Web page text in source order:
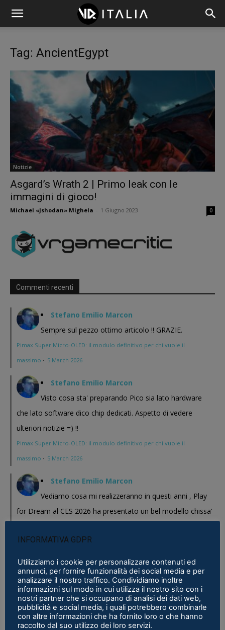
Tag: AncientEgypt
Notizie
Asgard’s Wrath 2 | Primo leak con le
immagini di gioco!
Michael «Jshodan» Mighela 1 Giugno 2023 0
Commenti recenti
Stefano Emilio Marcon
Sempre sul pezzo ottimo articolo !! GRAZIE.
Pimax Super Micro-OLED: il modulo definitivo per chi vuole il
massimo · 5 March 2026
Stefano Emilio Marcon
Visto cosa sta' preparando Pico sia lato hardware
che lato software dico chip dedicati. Aspetto di vedere
ulteriori notizie =) !!
Pimax Super Micro-OLED: il modulo definitivo per chi vuole il
massimo · 5 March 2026
Stefano Emilio Marcon
Vediamo cosa mi realizzeranno in questi anni , Play
for Dream al CES 2026 ha presentato un bel modello chissa'
sostanza i prodotti cinesi...
Quest - VR ITALIA ·25 February 2026
Fabio
Se fosse disponibile lo prenderei al volo
Samsung Galaxy XR è realtà, ma ne avevamo bisogno?
INFORMATIVA GDPR
Utilizziamo i cookie per personalizzare contenuti ed
annunci, per fornire funzionalità dei social media e per
analizzare il nostro traffico. Condividiamo inoltre
informazioni sul modo in cui utilizza il nostro sito con i
nostri partner che si occupano di analisi dei dati web,
pubblicità e social media, i quali potrebbero combinarle
con altre informazioni che ha fornito loro o che hanno
raccolto dal suo utilizzo dei loro servizi.